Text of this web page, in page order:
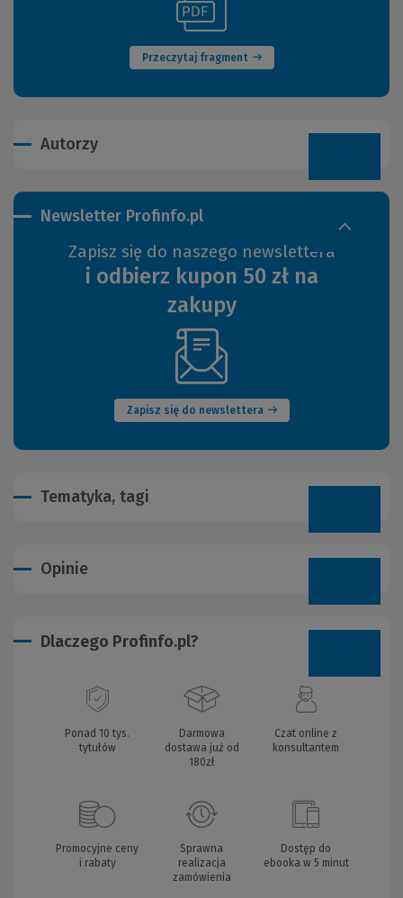
Przeczytaj fragment
(Nowe
okno)
innej
Autorzy
Newsletter Profinfo.pl
Zapisz się do naszego newslettera
i odbierz kupon 50 zł na
zakupy
Zapisz się do newslettera
(Nowe
okno)
Tematyka, tagi
Opinie
Dlaczego Profinfo.pl?
Ponad 10 tys.
tytułów
Darmowa
dostawa już od
180zł
Czat online z
konsultantem
Promocyjne ceny
i rabaty
Sprawna
realizacja
zamówienia
Dostęp do
ebooka w 5 minut